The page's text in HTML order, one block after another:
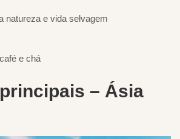
natureza e vida selvagem
e chá
– Ásia